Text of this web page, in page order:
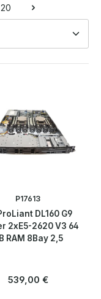
Seite
20
P17613
DL160 G9
2xE5-2620 V3 64
RAM 8Bay 2,5
Regulärer Preis:
539,00 €